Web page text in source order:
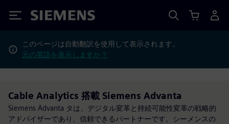
Siemens
このページは自動翻訳を使用して表示されます。
元の英語を表示しますか？
Cable Analytics 搭載 Siemens Advanta
Siemens Advanta タは、デジタル変革と持続可能性変革の戦略的
アドバイザーであり、信頼できるパートナーです。シーメンスの